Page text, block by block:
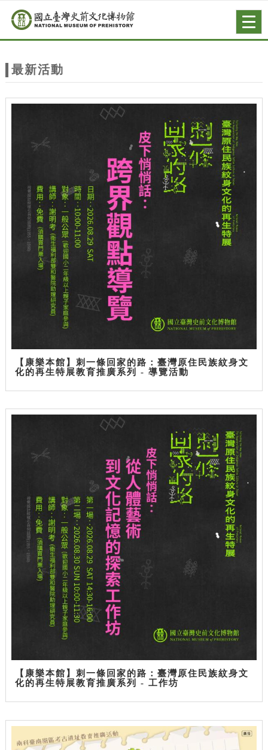
站
主
跳到主要內容
網站導覽
最新活動
【康樂本館】刺一條回家的路：臺灣原住民族紋身文
化的再生特展教育推廣系列 - 導覽活動
【康樂本館】刺一條回家的路：臺灣原住民族紋身文
化的再生特展教育推廣系列 - 工作坊